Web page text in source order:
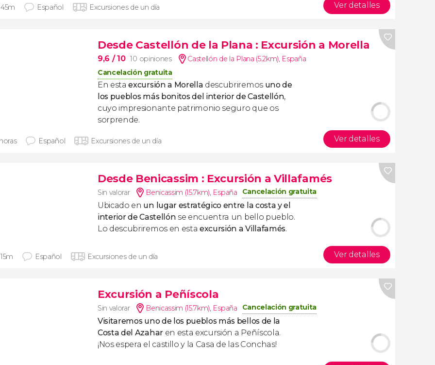
Español Excursiones de un día Ver detalles
Desde Castellón de la Plana : Excursión a Morella
9,6 / 10 10 opiniones Castellón de la Plana (5.2km), España
Cancelación gratuita
En estaexcursión a Morella descubriremos uno de
los pueblos más bonitos del interior de Castellón,
cuyo impresionante patrimonio seguro que os
sorprende.
Español Excursiones de un día Ver detalles
Desde Benicassim : Excursión a Villafamés
Sin valorar Benicassim (15.7km), España Cancelación gratuita
Ubicado en un lugar estratégico entre la costa y el
interior de Castellón se encuentra un bello pueblo.
Lo descubriremos en esta excursión a Villafamés.
Español Excursiones de un día Ver detalles
Excursión a Peñíscola
Sin valorar Benicassim (15.7km), España Cancelación gratuita
Visitaremos uno de los pueblos más bellos de la
Costa del Azaharen esta excursión a Peñíscola.
¡Nos espera el castillo y la Casa de las Conchas!